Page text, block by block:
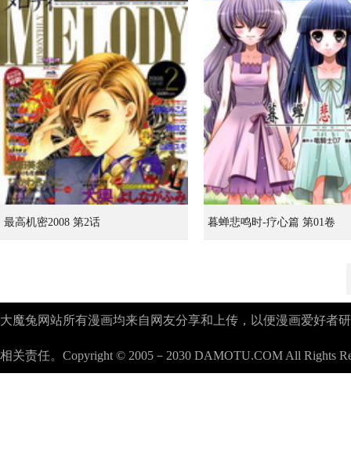
最高机密2008 第2话 暮蝉悲鸣时-疗心篇 第01卷
大魔兔网站所有漫画均来自网友分享和上传，以便漫画爱好者
相关责任。Copyright © 2005－2030 DAMOTU.COM All Rights